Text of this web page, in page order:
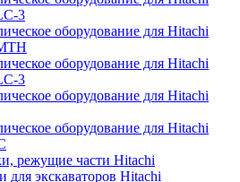
3
оборудование для Hitachi
оборудование для Hitachi
3
оборудование для Hitachi
оборудование для Hitachi
режущие части Hitachi
для экскаваторов Hitachi